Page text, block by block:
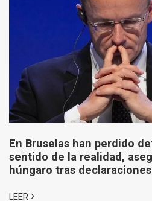
En Bruselas han perdido
sentido de la realidad,
húngaro tras
LEER